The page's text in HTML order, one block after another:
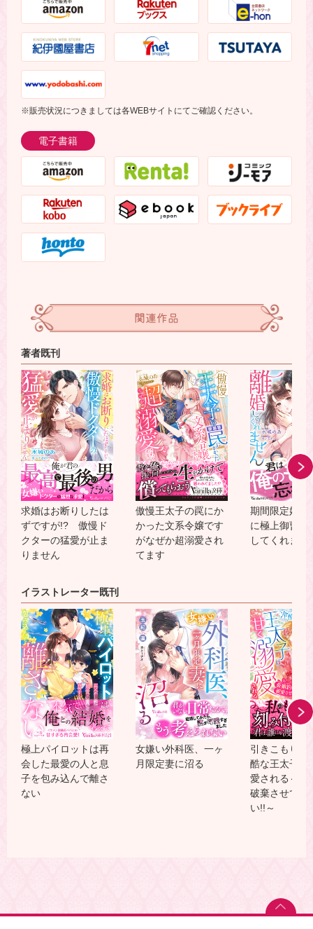
※販売状況につきましては各WEBサイトにてご確認ください。
電子書籍
関連作品
著者既刊
求婚はお断りしたは
ずですが!? 傲慢ド
クターの猛愛が止ま
りません
傲慢王太子の罠にか
かった文系令嬢です
がなぜか超溺愛され
てます
期間限定婚だ
に極上御曹司
してくれませ
イラストレーター既刊
極上パイロットは再
会した最愛の人と息
子を包み込んで離さ
ない
女嫌い外科医、一ヶ
月限定妻に沼る
引きこもり令
酷な王太子に
愛される～仮
破棄させてく
い!!～